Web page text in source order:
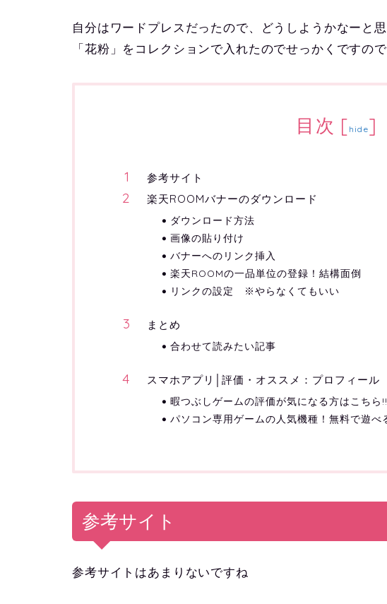
自分はワードプレスだったので、どうしようかなーと
「花粉」をコレクションで入れたのでせっかくですの
目次 [ hide]
参考サイト
楽天ROOMバナーのダウンロード
ダウンロード方法
画像の貼り付け
バナーへのリンク挿入
楽天ROOMの一品単位の登録！結構面倒
リンクの設定 ※やらなくてもいい
まとめ
合わせて読みたい記事
スマホアプリ│評価・オススメ：プロフィール
暇つぶしゲームの評価が気になる方はこちら!!
パソコン専用ゲームの人気機種！無料で遊べ
参考サイト
参考サイトはあまりないですね